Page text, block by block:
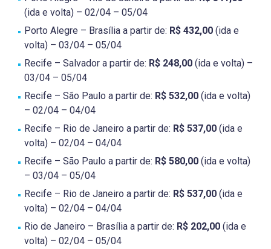
(ida e volta) – 02/04 – 05/04
Porto Alegre – Brasília a partir de: R$ 432,00 (ida e
volta) – 03/04 – 05/04
Recife – Salvador a partir de: R$ 248,00 (ida e volta) –
03/04 – 05/04
Recife – São Paulo a partir de: R$ 532,00 (ida e volta)
– 02/04 – 04/04
Recife – Rio de Janeiro a partir de: R$ 537,00 (ida e
volta) – 02/04 – 04/04
Recife – São Paulo a partir de: R$ 580,00 (ida e volta)
– 03/04 – 05/04
Recife – Rio de Janeiro a partir de: R$ 537,00 (ida e
volta) – 02/04 – 04/04
Rio de Janeiro – Brasília a partir de: R$ 202,00 (ida e
volta) – 02/04 – 05/04